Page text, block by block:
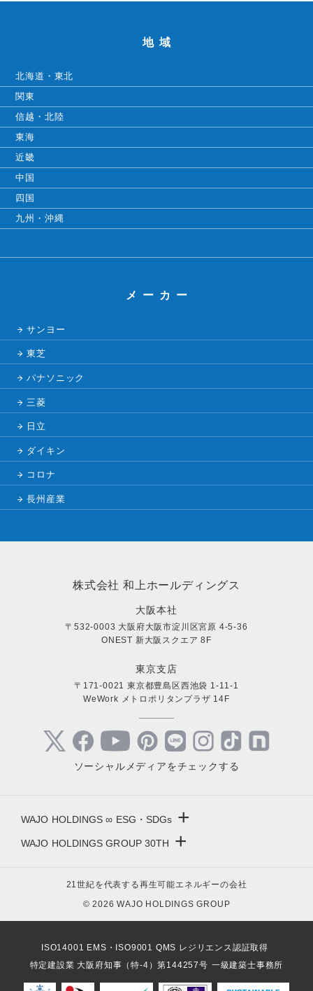
地域
北海道・東北
関東
信越・北陸
東海
近畿
中国
四国
九州・沖縄
メーカー
サンヨー
東芝
パナソニック
三菱
日立
ダイキン
コロナ
長州産業
株式会社 和上ホールディングス
大阪本社
〒532-0003 大阪府大阪市淀川区宮原 4-5-36
ONEST 新大阪スクエア 8F
東京支店
〒171-0021 東京都豊島区西池袋 1-11-1
WeWork メトロポリタンプラザ 14F
ソーシャルメディアをチェックする
WAJO HOLDINGS ∞ ESG・SDGs +
- NonFIT太陽光発電所
- FIP転換と蓄電池の増設
- パワコン交換とリパワリング
WAJO HOLDINGS GROUP 30TH +
21世紀を代表する再生可能エネルギーの会社
© 2026 WAJO HOLDINGS GROUP
ISO14001 EMS・ISO9001 QMS レジリエンス認証取得
特定建設業 大阪府知事（特-4）第144257号 一級建築士事務所